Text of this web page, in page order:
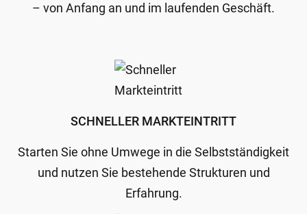
– von Anfang an und im laufenden Geschäft.
SCHNELLER MARKTEINTRITT
Starten Sie ohne Umwege in die Selbstständigkeit
und nutzen Sie bestehende Strukturen und
Erfahrung.